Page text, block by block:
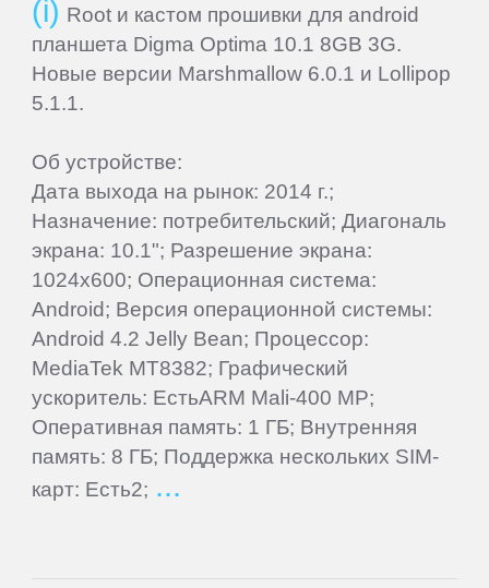
Root и кастом прошивки для android
планшета Digma Optima 10.1 8GB 3G.
Новые версии Marshmallow 6.0.1 и Lollipop
5.1.1.
Об устройстве:
Дата выхода на рынок: 2014 г.;
Назначение: потребительский; Диагональ
экрана: 10.1"; Разрешение экрана:
1024x600; Операционная система:
Android; Версия операционной системы:
Android 4.2 Jelly Bean; Процессор:
MediaTek MT8382; Графический
ускоритель: ЕстьARM Mali-400 MP;
Оперативная память: 1 ГБ; Внутренняя
память: 8 ГБ; Поддержка нескольких SIM-
карт: Есть2;
Explay
Fly
Flycat
Gigabyte
Ginzzu
Gionee
Goclever
Google